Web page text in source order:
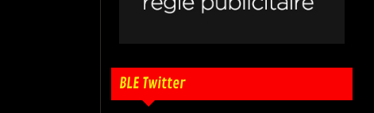
BLE Twitter